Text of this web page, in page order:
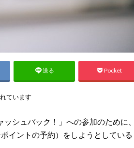
送る Pocket
ています
シュバック！」への参加のために、
ポイントの予約）をしようとしている